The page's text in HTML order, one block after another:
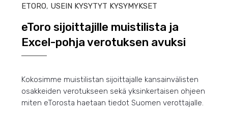
ETORO, USEIN KYSYTYT KYSYMYKSET
eToro sijoittajille muistilista ja
Excel-pohja verotuksen avuksi
Kokosimme muistilistan sijoittajalle kansainvälisten
osakkeiden verotukseen sekä yksinkertaisen ohjeen
miten eTorosta haetaan tiedot Suomen verottajalle.